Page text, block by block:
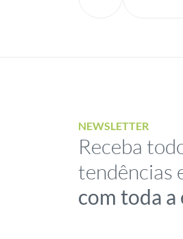
NEWSLETTER
Receba
tendências
com toda a